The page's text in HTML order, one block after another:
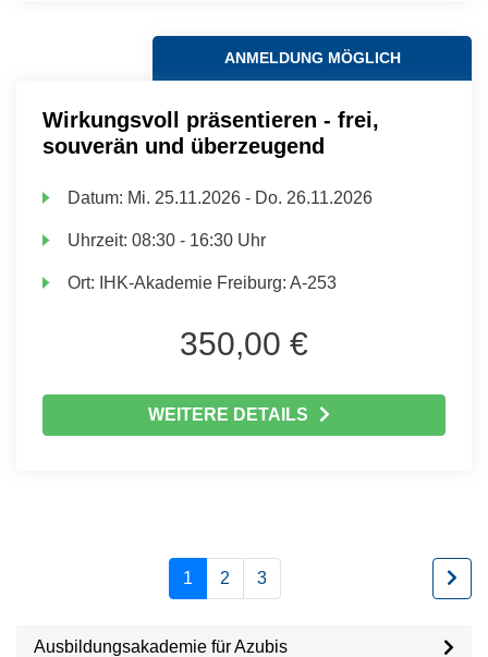
ANMELDUNG MÖGLICH
Wirkungsvoll präsentieren - frei,
souverän und überzeugend
Datum: Mi. 25.11.2026 - Do. 26.11.2026
Uhrzeit:08:30 - 16:30 Uhr
Ort: IHK-Akademie Freiburg: A-253
350,00 €
WEITERE DETAILS
1 2 3
Ausbildungsakademie für Azubis